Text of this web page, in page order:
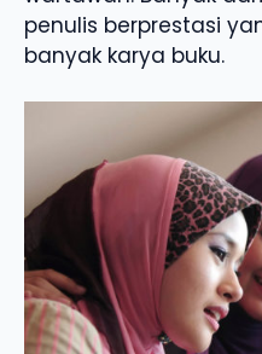
penulis berprestasi
banyak karya buku.